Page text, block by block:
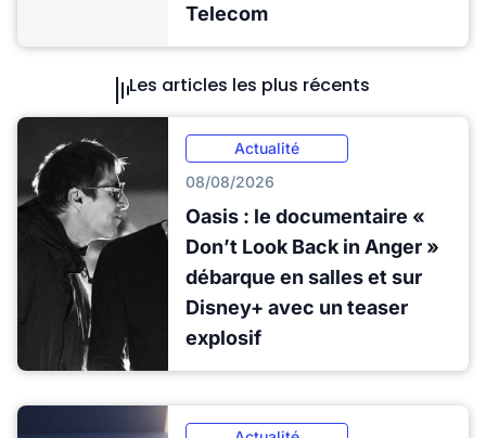
Telecom
Les articles les plus récents
Actualité
08/08/2026
Oasis : le documentaire «
Don’t Look Back in Anger »
débarque en salles et sur
Disney+ avec un teaser
explosif